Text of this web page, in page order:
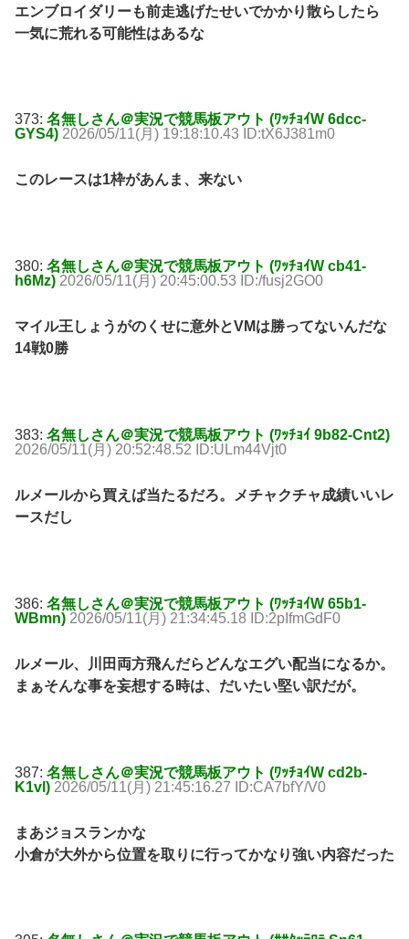
エンブロイダリーも前走逃げたせいでかかり散らしたら
一気に荒れる可能性はあるな
373: 名無しさん＠実況で競馬板アウト (ﾜｯﾁｮｲW 6dcc-
GYS4) 2026/05/11(月) 19:18:10.43 ID:tX6J381m0
このレースは1枠があんま、来ない
380: 名無しさん＠実況で競馬板アウト (ﾜｯﾁｮｲW cb41-
h6Mz) 2026/05/11(月) 20:45:00.53 ID:/fusj2GO0
マイル王しょうがのくせに意外とVMは勝ってないんだな
14戦0勝
383: 名無しさん＠実況で競馬板アウト (ﾜｯﾁｮｲ 9b82-Cnt2)
2026/05/11(月) 20:52:48.52 ID:ULm44Vjt0
ルメールから買えば当たるだろ。メチャクチャ成績いいレ
ースだし
386: 名無しさん＠実況で競馬板アウト (ﾜｯﾁｮｲW 65b1-
WBmn) 2026/05/11(月) 21:34:45.18 ID:2pIfmGdF0
ルメール、川田両方飛んだらどんなエグい配当になるか。
まぁそんな事を妄想する時は、だいたい堅い訳だが。
387: 名無しさん＠実況で競馬板アウト (ﾜｯﾁｮｲW cd2b-
K1vl) 2026/05/11(月) 21:45:16.27 ID:CA7bfY/V0
まあジョスランかな
小倉が大外から位置を取りに行ってかなり強い内容だった